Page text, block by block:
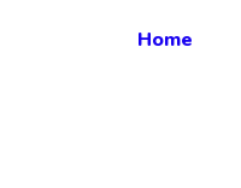
Home